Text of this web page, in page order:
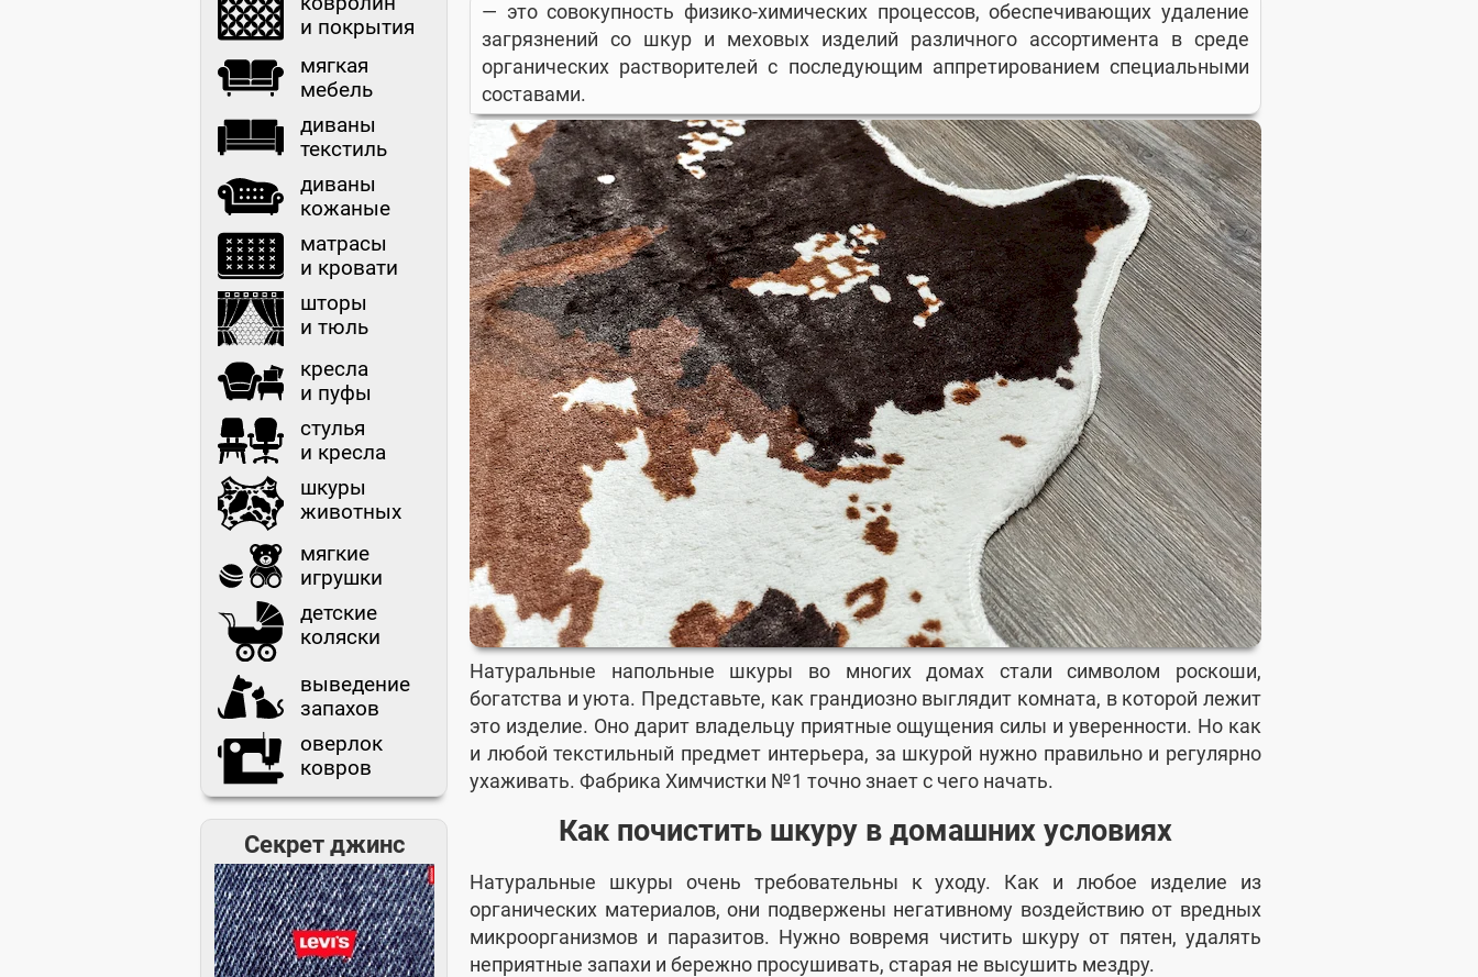
— это совокупность физико-химических процессов, обеспечивающих удаление
загрязнений со шкур и меховых изделий различного ассортимента в среде
органических растворителей с последующим аппретированием специальными
составами.
Натуральные напольные шкуры во многих домах стали символом роскоши,
богатства и уюта. Представьте, как грандиозно выглядит комната, в которой лежит
это изделие. Оно дарит владельцу приятные ощущения силы и уверенности. Но как
и любой текстильный предмет интерьера, за шкурой нужно правильно и регулярно
ухаживать. Фабрика Химчистки №1 точно знает с чего начать.
Как почистить шкуру в домашних условиях
Натуральные шкуры очень требовательны к уходу. Как и любое изделие из
органических материалов, они подвержены негативному воздействию от вредных
микроорганизмов и паразитов. Нужно вовремя чистить шкуру от пятен, удалять
неприятные запахи и бережно просушивать, старая не высушить мездру.
и покрытия
мягкая
мебель
диваны
текстиль
диваны
кожаные
матрасы
и кровати
шторы
и тюль
кресла
и пуфы
стулья
и кресла
шкуры
животных
мягкие
игрушки
детские
коляски
выведение
запахов
оверлок
ковров
Секрет джинс